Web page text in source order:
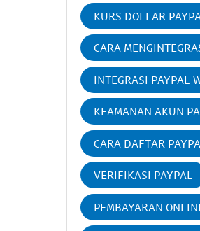
KURS DOLLAR
CARA
INTEGRASI PAYPAL
KEAMANAN AKUN
CARA DAFTAR
VERIFIKASI PAYPAL
PEMBAYARAN